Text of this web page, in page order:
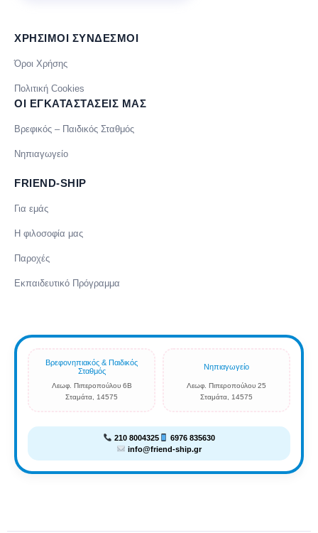
ΧΡΗΣΙΜΟΙ ΣΥΝΔΕΣΜΟΙ
Όροι Χρήσης
Πολιτική Cookies
ΟΙ ΕΓΚΑΤΑΣΤΑΣΕΙΣ ΜΑΣ
Βρεφικός – Παιδικός Σταθμός
Νηπιαγωγείο
FRIEND-SHIP
Για εμάς
Η φιλοσοφία μας
Παροχές
Εκπαιδευτικό Πρόγραμμα
Βρεφονηπιακός & Παιδικός
Σταθμός
Λεωφ. Πιπεροπούλου 6Β
Σταμάτα, 14575
Νηπιαγωγείο
Λεωφ. Πιπεροπούλου 25
Σταμάτα, 14575
210 8004325
6976 835630
info@friend-ship.gr